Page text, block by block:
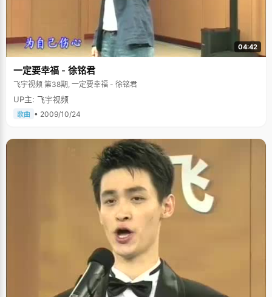
04:42
一定要幸福 - 徐铭君
飞宇视频 第38期, 一定要幸福 - 徐铭君
UP主: 飞宇视频
歌曲 • 2009/10/24